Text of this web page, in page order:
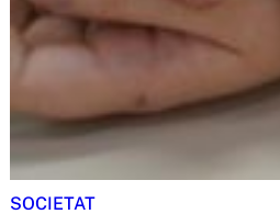
SOCIETAT